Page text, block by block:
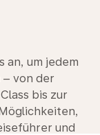
an, um jedem
von der
bis zur
und